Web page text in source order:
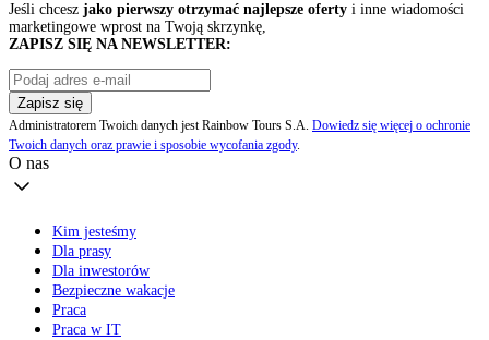
Jeśli chcesz jako pierwszy otrzymać najlepsze oferty i inne wiadomości
marketingowe wprost na Twoją skrzynkę,
ZAPISZ SIĘ NA NEWSLETTER:
Zapisz się
Administratorem Twoich danych jest Rainbow Tours S.A. Dowiedz się więcej o ochronie
Twoich danych oraz prawie i sposobie wycofania zgody.
O nas
Kim jesteśmy
Dla prasy
Dla inwestorów
Bezpieczne wakacje
Praca
Praca w IT